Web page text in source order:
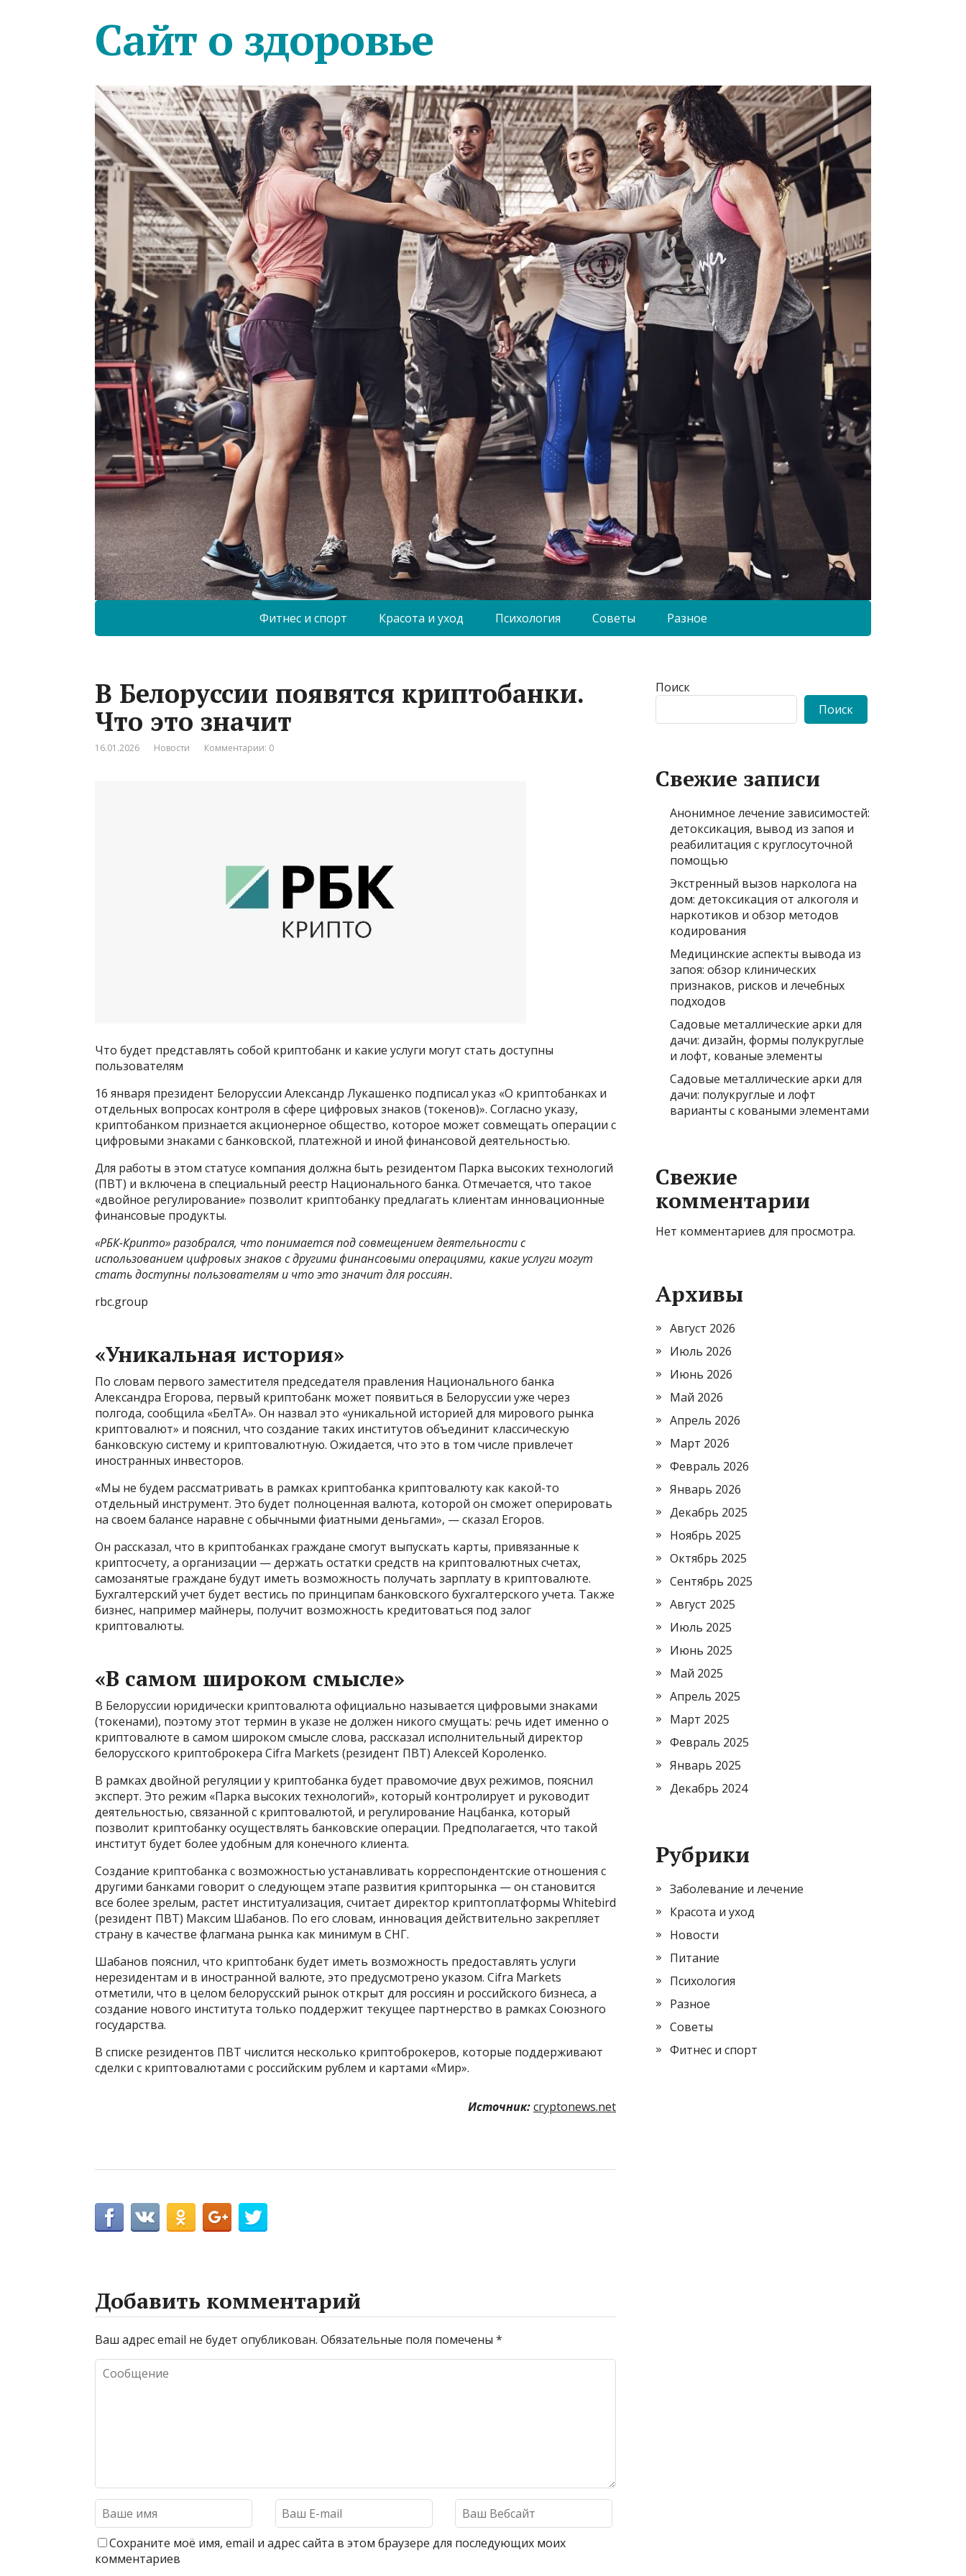
Сайт о здоровье
Фитнес и спорт Красота и уход Психология Советы Разное
В Белоруссии появятся криптобанки.
Что это значит
16.01.2026 Новости Комментарии: 0
Что будет представлять собой криптобанк и какие услуги могут стать доступны
пользователям
16 января президент Белоруссии Александр Лукашенко подписал указ «О криптобанках и
отдельных вопросах контроля в сфере цифровых знаков (токенов)». Согласно указу,
криптобанком признается акционерное общество, которое может совмещать операции с
цифровыми знаками с банковской, платежной и иной финансовой деятельностью.
Для работы в этом статусе компания должна быть резидентом Парка высоких технологий
(ПВТ) и включена в специальный реестр Национального банка. Отмечается, что такое
«двойное регулирование» позволит криптобанку предлагать клиентам инновационные
финансовые продукты.
«РБК-Крипто» разобрался, что понимается под совмещением деятельности с
использованием цифровых знаков с другими финансовыми операциями, какие услуги могут
стать доступны пользователям и что это значит для россиян.
rbc.group
«Уникальная история»
По словам первого заместителя председателя правления Национального банка
Александра Егорова, первый криптобанк может появиться в Белоруссии уже через
полгода, сообщила «БелТА». Он назвал это «уникальной историей для мирового рынка
криптовалют» и пояснил, что создание таких институтов объединит классическую
банковскую систему и криптовалютную. Ожидается, что это в том числе привлечет
иностранных инвесторов.
«Мы не будем рассматривать в рамках криптобанка криптовалюту как какой-то
отдельный инструмент. Это будет полноценная валюта, которой он сможет оперировать
на своем балансе наравне с обычными фиатными деньгами», — сказал Егоров.
Он рассказал, что в криптобанках граждане смогут выпускать карты, привязанные к
криптосчету, а организации — держать остатки средств на криптовалютных счетах,
самозанятые граждане будут иметь возможность получать зарплату в криптовалюте.
Бухгалтерский учет будет вестись по принципам банковского бухгалтерского учета. Также
бизнес, например майнеры, получит возможность кредитоваться под залог
криптовалюты.
«В самом широком смысле»
В Белоруссии юридически криптовалюта официально называется цифровыми знаками
(токенами), поэтому этот термин в указе не должен никого смущать: речь идет именно о
криптовалюте в самом широком смысле слова, рассказал исполнительный директор
белорусского криптоброкера Cifra Markets (резидент ПВТ) Алексей Короленко.
В рамках двойной регуляции у криптобанка будет правомочие двух режимов, пояснил
эксперт. Это режим «Парка высоких технологий», который контролирует и руководит
деятельностью, связанной с криптовалютой, и регулирование Нацбанка, который
позволит криптобанку осуществлять банковские операции. Предполагается, что такой
институт будет более удобным для конечного клиента.
Создание криптобанка с возможностью устанавливать корреспондентские отношения с
другими банками говорит о следующем этапе развития крипторынка — он становится
все более зрелым, растет институализация, считает директор криптоплатформы Whitebird
(резидент ПВТ) Максим Шабанов. По его словам, инновация действительно закрепляет
страну в качестве флагмана рынка как минимум в СНГ.
Шабанов пояснил, что криптобанк будет иметь возможность предоставлять услуги
нерезидентам и в иностранной валюте, это предусмотрено указом. Cifra Markets
отметили, что в целом белорусский рынок открыт для россиян и российского бизнеса, а
создание нового института только поддержит текущее партнерство в рамках Союзного
государства.
В списке резидентов ПВТ числится несколько криптоброкеров, которые поддерживают
сделки с криптовалютами с российским рублем и картами «Мир».
Источник:cryptonews.net
Добавить комментарий
Ваш адрес email не будет опубликован. Обязательные поля помечены *
Сохраните моё имя, email и адрес сайта в этом браузере для последующих моих
комментариев
Поиск
Поиск
Свежие записи
Анонимное лечение зависимостей:
детоксикация, вывод из запоя и
реабилитация с круглосуточной
помощью
Экстренный вызов нарколога на
дом: детоксикация от алкоголя и
наркотиков и обзор методов
кодирования
Медицинские аспекты вывода из
запоя: обзор клинических
признаков, рисков и лечебных
подходов
Садовые металлические арки для
дачи: дизайн, формы полукруглые
и лофт, кованые элементы
Садовые металлические арки для
дачи: полукруглые и лофт
варианты с коваными элементами
Свежие
комментарии
Нет комментариев для просмотра.
Архивы
Август 2026
Июль 2026
Июнь 2026
Май 2026
Апрель 2026
Март 2026
Февраль 2026
Январь 2026
Декабрь 2025
Ноябрь 2025
Октябрь 2025
Сентябрь 2025
Август 2025
Июль 2025
Июнь 2025
Май 2025
Апрель 2025
Март 2025
Февраль 2025
Январь 2025
Декабрь 2024
Рубрики
Заболевание и лечение
Красота и уход
Новости
Питание
Психология
Разное
Советы
Фитнес и спорт